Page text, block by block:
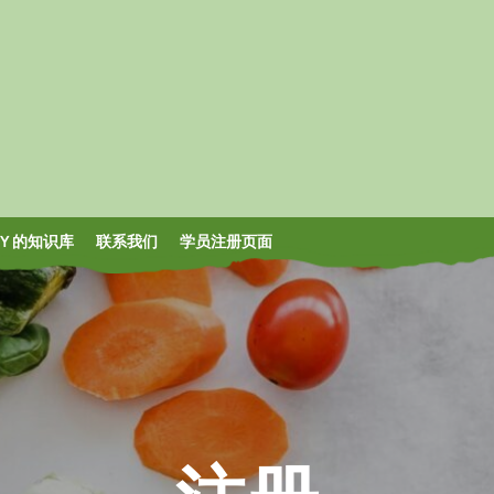
的知识库 联系我们 学员注册页面